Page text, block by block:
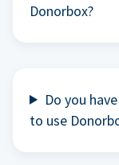
Donorbox?
Do you
to use